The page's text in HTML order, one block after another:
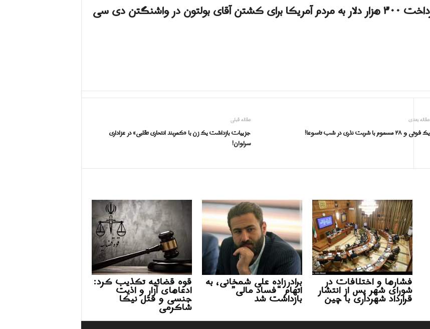
شهرام بورسفی متهم به توطئه برای “پرداخت ۳۰۰ هزار دلار به مردم آمریکا برای کشتن آقای بولتون در واشنگتن دی سی
مقاله قبلی
جزييات بازداشت یک زن با «کمربند انتحاری تقلبی» در عزاداری
سراوان!
مقاله بعدی
یک فوتی و ۲۸ مسموم با شربت نذری در شب تاسوعا!
قوه قضائیه تکذیب کرد:
ادعاهای آزار و اذیت
جنسی و قتل نیکا
شاکرمی
برادرزاده علی شمخانی، به
اتهام “فساد مالی”
بازداشت شد
فشارها و اختلافات در
شورای شهر پس از انتشار
قرارداد شهرداری با چین